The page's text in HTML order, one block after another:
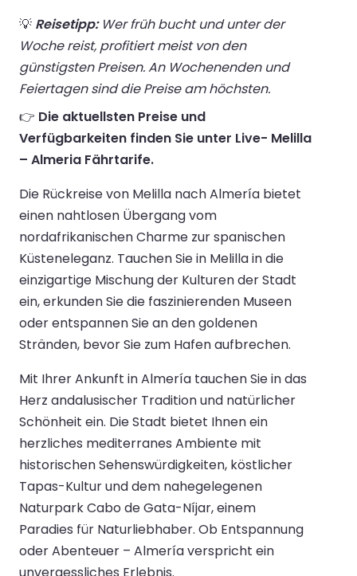
💡 Reisetipp:Wer früh bucht und unter der
Woche reist, profitiert meist von den
günstigsten Preisen. An Wochenenden und
Feiertagen sind die Preise am höchsten.
👉 Die aktuellsten Preise und
Verfügbarkeiten finden Sie unter Live- Melilla
– Almeria Fährtarife.
Die Rückreise von Melilla nach Almería bietet
einen nahtlosen Übergang vom
nordafrikanischen Charme zur spanischen
Küsteneleganz. Tauchen Sie in Melilla in die
einzigartige Mischung der Kulturen der Stadt
ein, erkunden Sie die faszinierenden Museen
oder entspannen Sie an den goldenen
Stränden, bevor Sie zum Hafen aufbrechen.
Mit Ihrer Ankunft in Almería tauchen Sie in das
Herz andalusischer Tradition und natürlicher
Schönheit ein. Die Stadt bietet Ihnen ein
herzliches mediterranes Ambiente mit
historischen Sehenswürdigkeiten, köstlicher
Tapas-Kultur und dem nahegelegenen
Naturpark Cabo de Gata-Níjar, einem
Paradies für Naturliebhaber. Ob Entspannung
oder Abenteuer – Almería verspricht ein